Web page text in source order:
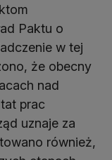
Paktu o
w tej
że obecny
nad
prac
uznaje za
również,